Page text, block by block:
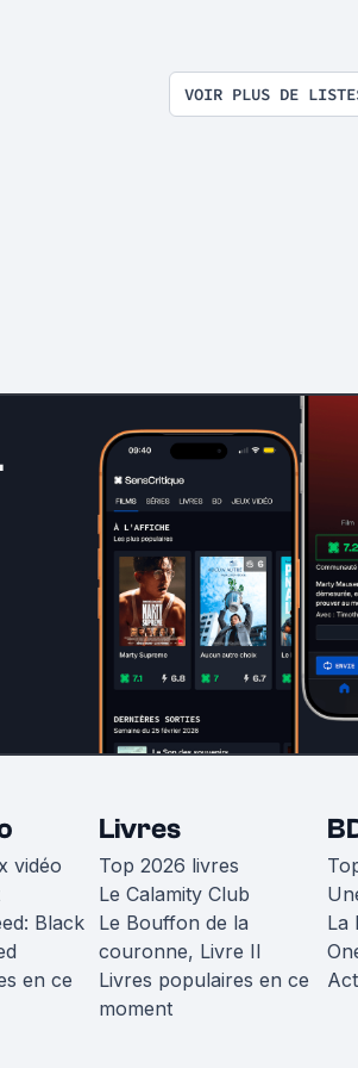
VOIR PLUS DE
vidéo
Black
en ce
Livres
Top 2026 livres
Le Calamity Club
Le Bouffon de la
couronne, Livre II
Livres populaires en ce
moment
La